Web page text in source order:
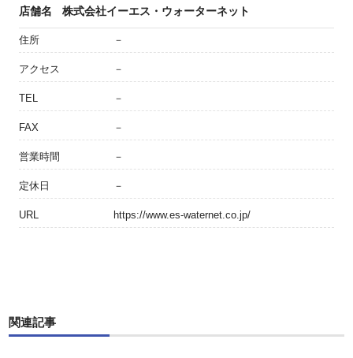
店舗名 株式会社イーエス・ウォーターネット
住所 －
アクセス －
TEL －
FAX －
営業時間 －
定休日 －
URL https://www.es-waternet.co.jp/
関連記事